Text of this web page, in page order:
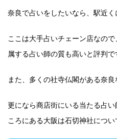
奈良で占いをしたいなら、駅近く
ここは大手占いチェーン店なの
属する占い師の質も高いと評判で
また、多くの社寺仏閣がある奈
更になら商店街にいる当たる占
ころにある大阪は石切神社につい